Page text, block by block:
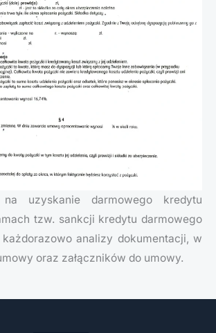
uzyskanie darmowego kredytu
tzw. sankcji kredytu darmowego
analizy dokumentacji, w
oraz załączników do umowy.